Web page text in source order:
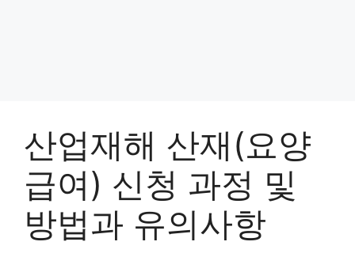
산업재해 산재(요양
급여) 신청 과정 및
방법과 유의사항